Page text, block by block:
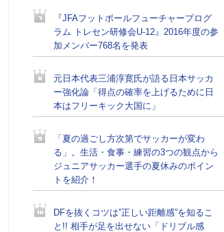
『JFAフットボールフューチャープログ
ラム トレセン研修会U-12』2016年度の参
加メンバー768名を発表
元日本代表三浦淳寛氏が語る日本サッカ
ー強化論「得点の確率を上げるために日
本はフリーキック大国に」
「夏の過ごし方次第でサッカーが変わ
る」。生活・食事・練習の3つの観点から
ジュニアサッカー選手の夏休みのポイン
トを紹介！
DFを抜くコツは”正しい距離感”を知るこ
と!! 相手が足を出せない「ドリブル感